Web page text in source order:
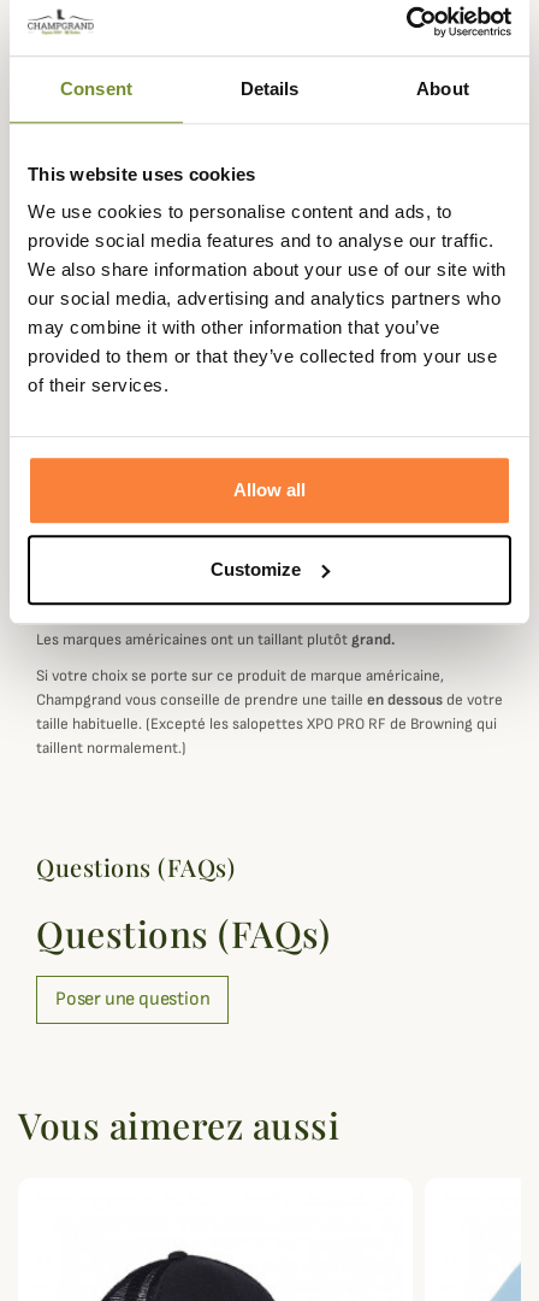
Consent Details About
This website uses cookies
We use cookies to personalise content and ads, to
provide social media features and to analyse our traffic.
We also share information about your use of our site with
our social media, advertising and analytics partners who
may combine it with other information that you’ve
provided to them or that they’ve collected from your use
of their services.
Allow all
Customize
doux voir chaude.
Cette chemise Filson comporte 2 poches à boutons sur le
buste.
Remarque :Les vêtements Filson taillent assez grands, si
pour cette marque.
Fiche technique
Matières 100% Coton
Composition 100% Coton
Matière Coton
Les marques américaines ont un taillant plutôt grand.
Si votre choix se porte sur ce produit de marque américaine,
Champgrand vous conseille de prendre une taille en dessousde votre
taille habituelle. (Excepté les salopettes XPO PRO RF de Browning qui
taillent normalement.)
Questions (FAQs)
Questions (FAQs)
Poser une question
Vous aimerez aussi